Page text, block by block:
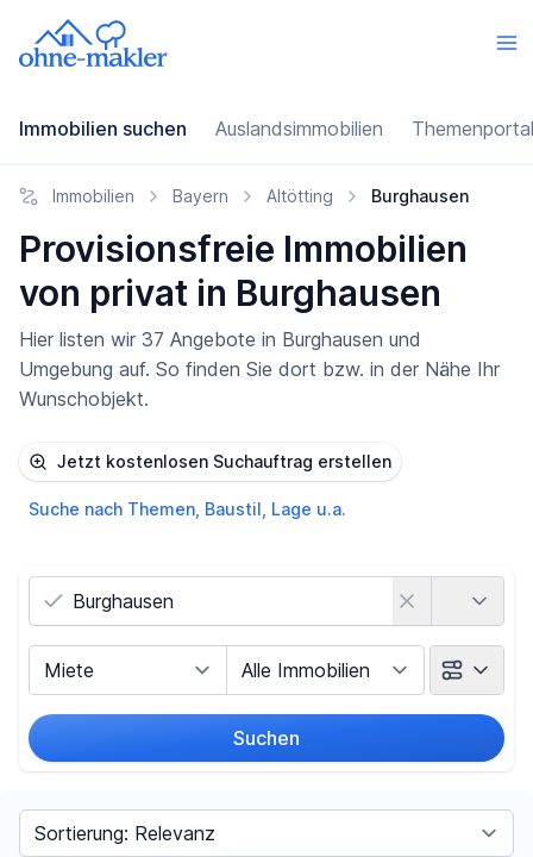
Immobilien suchen Auslandsimmobilien
Immobilien Bayern Altötting Burghausen
Provisionsfreie Immobilien
von privat in Burghausen
Hier listen wir 37 Angebote in Burghausen und
Umgebung auf. So finden Sie dort bzw. in der Nähe Ihr
Wunschobjekt.
Jetzt kostenlosen Suchauftrag erstellen
Suche nach Themen, Baustil, Lage u.a.
Suchen
Sortieren nach